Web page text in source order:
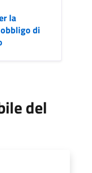
la
di
del